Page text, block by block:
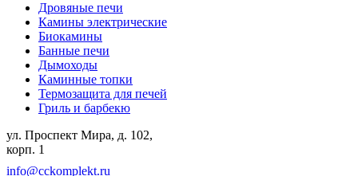
Дровяные печи
Камины электрические
Биокамины
Банные печи
Дымоходы
Каминные топки
Термозащита для печей
Гриль и барбекю
ул. Проспект Мира, д. 102,
корп. 1
info@cckomplekt.ru